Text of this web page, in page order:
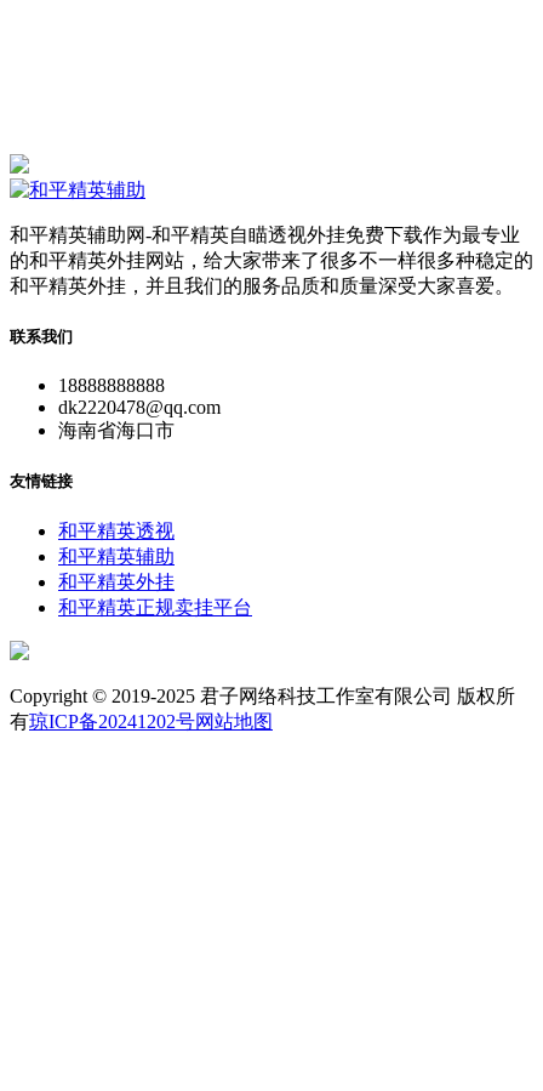
和平精英辅助网-和平精英自瞄透视外挂免费下载作为最专业
的和平精英外挂网站，给大家带来了很多不一样很多种稳定的
和平精英外挂，并且我们的服务品质和质量深受大家喜爱。
联系我们
18888888888
dk2220478@qq.com
海南省海口市
友情链接
和平精英透视
和平精英辅助
和平精英外挂
和平精英正规卖挂平台
Copyright © 2019-2025 君子网络科技工作室有限公司 版权所
有琼ICP备20241202号网站地图